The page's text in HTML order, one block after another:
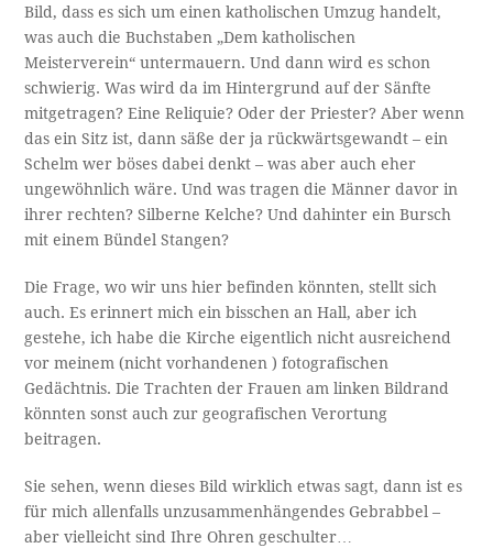
Bild, dass es sich um einen katholischen Umzug handelt,
was auch die Buchstaben „Dem katholischen
Meisterverein“ untermauern. Und dann wird es schon
schwierig. Was wird da im Hintergrund auf der Sänfte
mitgetragen? Eine Reliquie? Oder der Priester? Aber wenn
das ein Sitz ist, dann säße der ja rückwärtsgewandt – ein
Schelm wer böses dabei denkt – was aber auch eher
ungewöhnlich wäre. Und was tragen die Männer davor in
ihrer rechten? Silberne Kelche? Und dahinter ein Bursch
mit einem Bündel Stangen?
Die Frage, wo wir uns hier befinden könnten, stellt sich
auch. Es erinnert mich ein bisschen an Hall, aber ich
gestehe, ich habe die Kirche eigentlich nicht ausreichend
vor meinem (nicht vorhandenen ) fotografischen
Gedächtnis. Die Trachten der Frauen am linken Bildrand
könnten sonst auch zur geografischen Verortung
beitragen.
Sie sehen, wenn dieses Bild wirklich etwas sagt, dann ist es
für mich allenfalls unzusammenhängendes Gebrabbel –
aber vielleicht sind Ihre Ohren geschulter…